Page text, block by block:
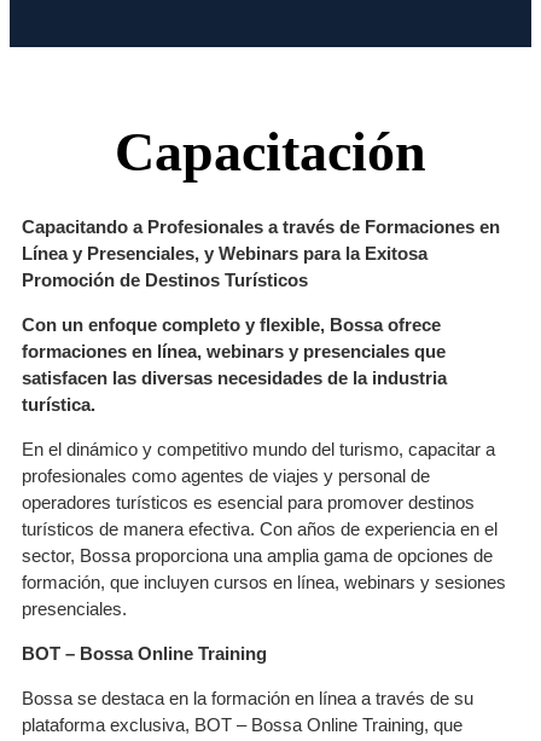
Capacitación
Capacitando a Profesionales a través de Formaciones en
Línea y Presenciales, y Webinars para la Exitosa
Promoción de Destinos Turísticos
Con un enfoque completo y flexible, Bossa ofrece
formaciones en línea, webinars y presenciales que
satisfacen las diversas necesidades de la industria
turística.
En el dinámico y competitivo mundo del turismo, capacitar a
profesionales como agentes de viajes y personal de
operadores turísticos es esencial para promover destinos
turísticos de manera efectiva. Con años de experiencia en el
sector, Bossa proporciona una amplia gama de opciones de
formación, que incluyen cursos en línea, webinars y sesiones
presenciales.
BOT – Bossa Online Training
Bossa se destaca en la formación en línea a través de su
plataforma exclusiva, BOT – Bossa Online Training, que